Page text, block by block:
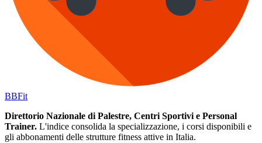
BBFit
Direttorio Nazionale di Palestre, Centri Sportivi e Personal
Trainer. L'indice consolida la specializzazione, i corsi disponibili e
gli abbonamenti delle strutture fitness attive in Italia.